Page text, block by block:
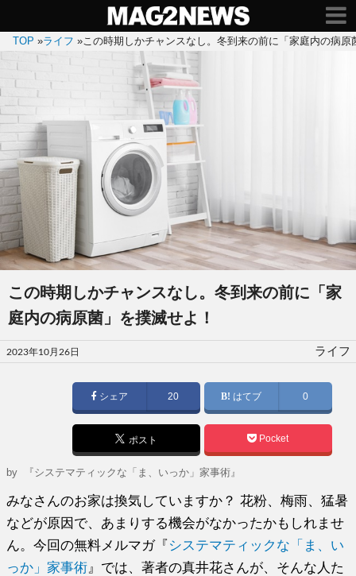
TOP »ライフ »この時期しかチャンスなし。冬到来の前に「家庭内の病原
この時期しかチャンスなし。冬到来の前に「家
庭内の病原菌」を撲滅せよ！
投
稿
2023年10月26日 ライフ
シェア 20 はてブ 0
ポスト Pocket
by 『システマティックな「ま、いっか」家事術』
みなさんのお家は換気していますか？ 花粉、梅雨、猛暑
などが原因で、あまりする機会がなかったかもしれませ
ん。今回の無料メルマガ『 システマティックな「ま、い
っか」家事術 』では、著者の真井花さんが、そんな人た